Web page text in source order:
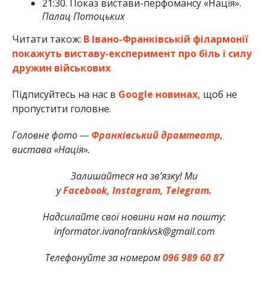
21:30. Показ вистави-перфомансу «Нація».
Палац Потоцьких
Читати також: В Івано-Франківській філармонії
покажуть виставу-експеримент про біль і силу
дружин військових
Підписуйтесь на нас в Google новинах, щоб не
пропустити головне.
Головне фото — Франківський драмтеатр,
вистава «Нація».
Залишайтеся на зв’язку! Ми
уFacebook, Instagram, Telegram.
Надсилайте свої новини нам на пошту:
informator.ivanofrankivsk@gmail.com
Телефонуйте за номером096 989 60 87